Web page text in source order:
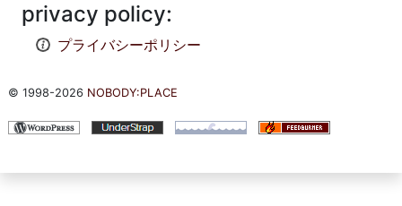
privacy policy:
プライバシーポリシー
© 1998-2026 NOBODY:PLACE